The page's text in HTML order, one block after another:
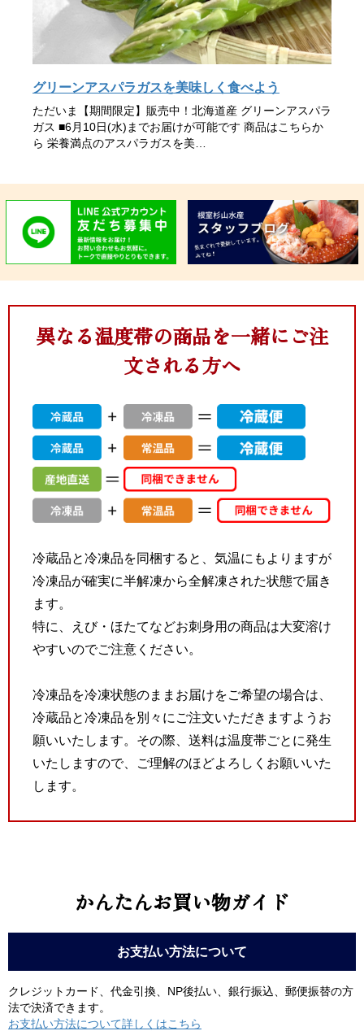
グリーンアスパラガスを美味しく食べよう
ただいま【期間限定】販売中！北海道産 グリーンアスパラ
ガス ■6月10日(水)までお届けが可能です 商品はこちらか
ら 栄養満点のアスパラガスを美…
異なる温度帯の商品を一緒にご注
文される方へ
冷蔵品と冷凍品を同梱すると、気温にもよりますが
冷凍品が確実に半解凍から全解凍された状態で届き
ます。
特に、えび・ほたてなどお刺身用の商品は大変溶け
やすいのでご注意ください。
冷凍品を冷凍状態のままお届けをご希望の場合は、
冷蔵品と冷凍品を別々にご注文いただきますようお
願いいたします。その際、送料は温度帯ごとに発生
いたしますので、ご理解のほどよろしくお願いいた
します。
かんたんお買い物ガイド
お支払い方法について
クレジットカード、代金引換、NP後払い、銀行振込、郵便振替の方
法で決済できます。
お支払い方法について詳しくはこちら